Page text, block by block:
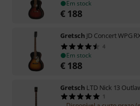
Em stock
€ 188
Gretsch JD Concert WPG
4
Em stock
€ 188
Gretsch LTD Nick 13
1